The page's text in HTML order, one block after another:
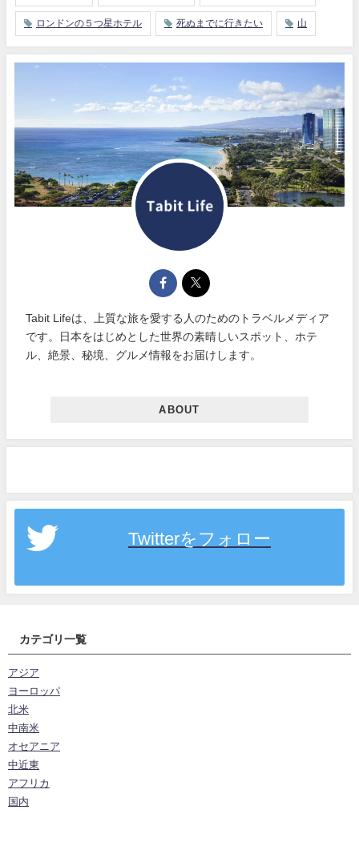
ロンドンの５つ星ホテル 死ぬまでに行きたい 山
Tabit Lifeは、上質な旅を愛する人のためのトラベルメディア
です。日本をはじめとした世界の素晴しいスポット、ホテ
ル、絶景、秘境、グルメ情報をお届けします。
ABOUT
Twitterをフォロー
カテゴリ一覧
アジア
ヨーロッパ
北米
中南米
オセアニア
中近東
アフリカ
国内